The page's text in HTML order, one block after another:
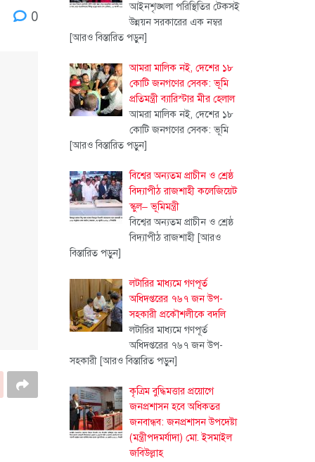
0
আইনশৃঙ্খলা পরিস্থিতির টেকসই
উন্নয়ন সরকারের এক নম্বর
[আরও বিস্তারিত পড়ুন]
আমরা মালিক নই, দেশের ১৮
কোটি জনগণের সেবক: ভূমি
প্রতিমন্ত্রী ব্যারিস্টার মীর হেলাল
আমরা মালিক নই, দেশের ১৮
কোটি জনগণের সেবক: ভূমি
[আরও বিস্তারিত পড়ুন]
বিশ্বের অন্যতম প্রাচীন ও শ্রেষ্ঠ
বিদ্যাপীঠ রাজশাহী কলেজিয়েট
স্কুল– ভূমিমন্ত্রী
বিশ্বের অন্যতম প্রাচীন ও শ্রেষ্ঠ
বিদ্যাপীঠ রাজশাহী [আরও
বিস্তারিত পড়ুন]
লটারির মাধ্যমে গণপূর্ত
অধিদপ্তরের ৭৬৭ জন উপ-
সহকারী প্রকৌশলীকে বদলি
লটারির মাধ্যমে গণপূর্ত
অধিদপ্তরের ৭৬৭ জন উপ-
সহকারী [আরও বিস্তারিত পড়ুন]
কৃত্রিম বুদ্ধিমত্তার প্রয়োগে
জনপ্রশাসন হবে অধিকতর
জনবান্ধব: জনপ্রশাসন উপদেষ্টা
(মন্ত্রীপদমর্যাদা) মো. ইসমাইল
জবিউল্লাহ